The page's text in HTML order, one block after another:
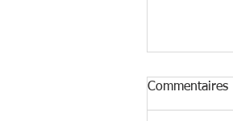
Commentaires